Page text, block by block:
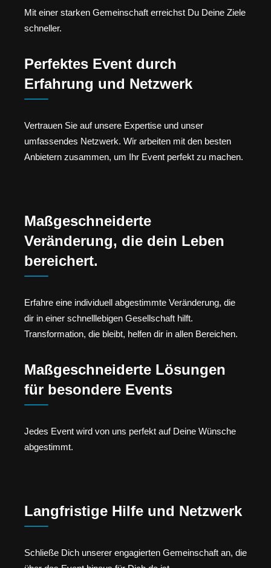
Mit einer starken Gemeinschaft erreichst Du Deine Ziele
schneller.
Perfektes Event durch
Erfahrung und Netzwerk
Vertrauen Sie auf unsere Expertise und unser
umfassendes Netzwerk. Wir arbeiten mit den besten
Anbietern zusammen, um Ihr Event perfekt zu machen.
Maßgeschneiderte
Veränderung, die dein Leben
bereichert.
Erfahre eine individuell abgestimmte Veränderung, die
dir in einer schnelllebigen Gesellschaft hilft.
Transformation, die bleibt, helfen dir in allen Bereichen.
Maßgeschneiderte Lösungen
für besondere Events
Jedes Event wird von uns perfekt auf Deine Wünsche
abgestimmt.
Langfristige Hilfe und Netzwerk
Schließe Dich unserer engagierten Gemeinschaft an, die